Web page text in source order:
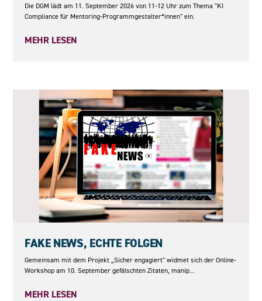
Die DGM lädt am 11. September 2026 von 11-12 Uhr zum Thema "KI
Compliance für Mentoring-Programmgestalter*innen" ein.
MEHR LESEN
FAKE NEWS, ECHTE FOLGEN
Gemeinsam mit dem Projekt „Sicher engagiert" widmet sich der Online-
Workshop am 10. September gefälschten Zitaten, manip...
MEHR LESEN